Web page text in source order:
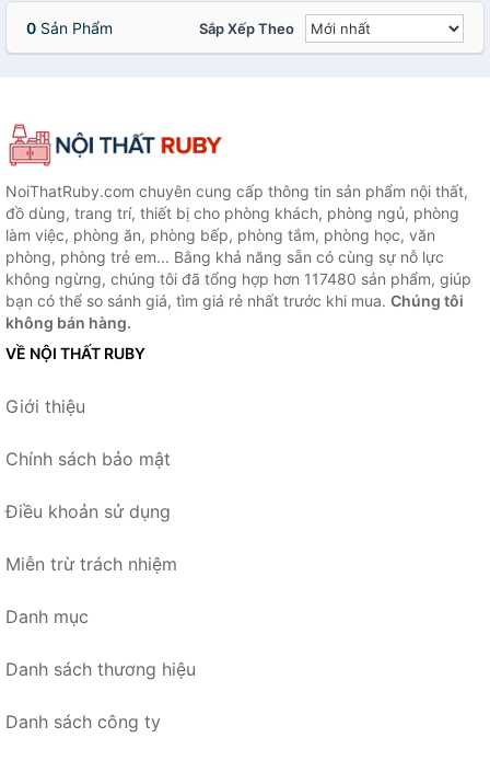
0 Sản Phẩm Sắp Xếp Theo
NoiThatRuby.com chuyên cung cấp thông tin sản phẩm nội thất,
đồ dùng, trang trí, thiết bị cho phòng khách, phòng ngủ, phòng
làm việc, phòng ăn, phòng bếp, phòng tắm, phòng học, văn
phòng, phòng trẻ em... Bằng khả năng sẵn có cùng sự nỗ lực
không ngừng, chúng tôi đã tổng hợp hơn 117480 sản phẩm, giúp
bạn có thể so sánh giá, tìm giá rẻ nhất trước khi mua. Chúng tôi
không bán hàng.
VỀ NỘI THẤT RUBY
Giới thiệu
Chính sách bảo mật
Điều khoản sử dụng
Miễn trừ trách nhiệm
Danh mục
Danh sách thương hiệu
Danh sách công ty